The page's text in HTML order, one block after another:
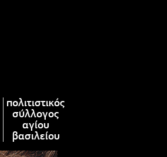
πολιτιστικός
σύλλογος
αγίου
βασιλείου